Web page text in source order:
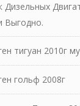
Дизельных
Выгодно.
тигуан 2010г
гольф 2008г